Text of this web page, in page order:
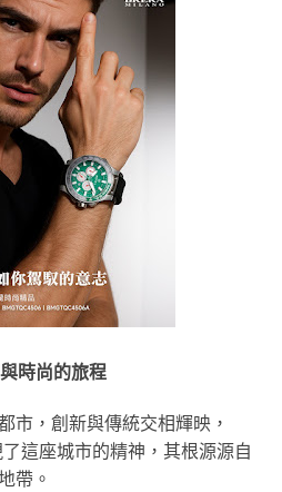
時尚的旅程
市，創新與傳統交相輝映，
這座城市的精神，其根源源自
帶。